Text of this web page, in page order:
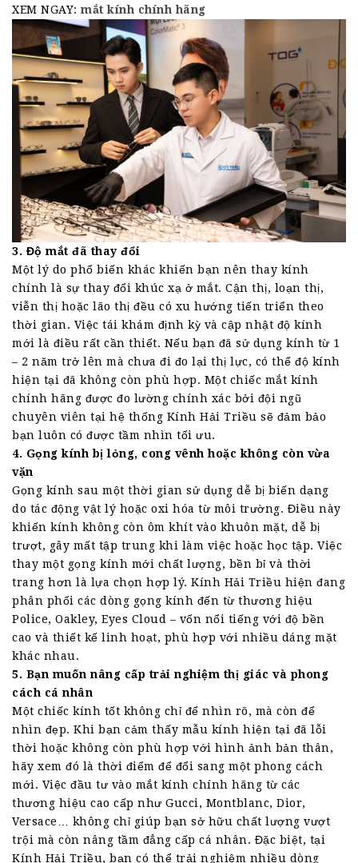
XEM NGAY: mắt kính chính hãng
3. Độ mắt đã thay đổi
Một lý do phổ biến khác khiến bạn nên thay kính
chính là sự thay đổi khúc xạ ở mắt. Cận thị, loạn thị,
viễn thị hoặc lão thị đều có xu hướng tiến triển theo
thời gian. Việc tái khám định kỳ và cập nhật độ kính
mới là điều rất cần thiết. Nếu bạn đã sử dụng kính từ 1
– 2 năm trở lên mà chưa đi đo lại thị lực, có thể độ kính
hiện tại đã không còn phù hợp. Một chiếc mắt kính
chính hãng được đo lường chính xác bởi đội ngũ
chuyên viên tại hệ thống Kính Hải Triều sẽ đảm bảo
bạn luôn có được tầm nhìn tối ưu.
4. Gọng kính bị lỏng, cong vênh hoặc không còn vừa
vặn
Gọng kính sau một thời gian sử dụng dễ bị biến dạng
do tác động vật lý hoặc oxi hóa từ môi trường. Điều này
khiến kính không còn ôm khít vào khuôn mặt, dễ bị
trượt, gây mất tập trung khi làm việc hoặc học tập. Việc
thay một gọng kính mới chất lượng, bền bỉ và thời
trang hơn là lựa chọn hợp lý. Kính Hải Triều hiện đang
phân phối các dòng gọng kính đến từ thương hiệu
Police, Oakley, Eyes Cloud – vốn nổi tiếng với độ bền
cao và thiết kế linh hoạt, phù hợp với nhiều dáng mặt
khác nhau.
5. Bạn muốn nâng cấp trải nghiệm thị giác và phong
cách cá nhân
Một chiếc kính tốt không chỉ để nhìn rõ, mà còn để
nhìn đẹp. Khi bạn cảm thấy mẫu kính hiện tại đã lỗi
thời hoặc không còn phù hợp với hình ảnh bản thân,
hãy xem đó là thời điểm để đổi sang một phong cách
mới. Việc đầu tư vào mắt kính chính hãng từ các
thương hiệu cao cấp như Gucci, Montblanc, Dior,
Versace… không chỉ giúp bạn sở hữu chất lượng vượt
trội mà còn nâng tầm đẳng cấp cá nhân. Đặc biệt, tại
Kính Hải Triều, bạn có thể trải nghiệm nhiều dòng